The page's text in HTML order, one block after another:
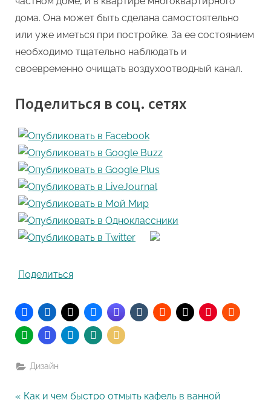
дома. Она может быть сделана самостоятельно
или уже иметься при постройке. За ее состоянием
необходимо тщательно наблюдать и
своевременно очищать воздухоотводный канал.
Поделиться в соц. сетях
Поделиться
Дизайн
P
Как и чем быстро отмыть кафель в ванной